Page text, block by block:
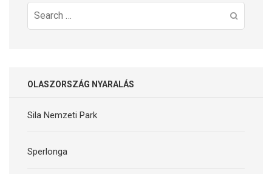
Search
for:
OLASZORSZÁG NYARALÁS
Sila Nemzeti Park
Sperlonga